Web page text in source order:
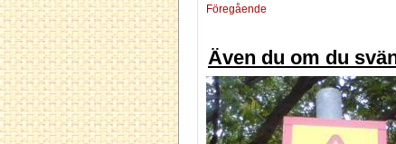
Föregående
Även du om du